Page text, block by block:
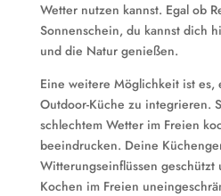
Wetter nutzen kannst. Egal ob
Sonnenschein, du kannst dich
und die Natur genießen.
Eine weitere Möglichkeit ist es,
Outdoor-Küche zu integrieren.
schlechtem Wetter im Freien
beeindrucken. Deine
Witterungseinflüssen geschützt
Kochen im Freien